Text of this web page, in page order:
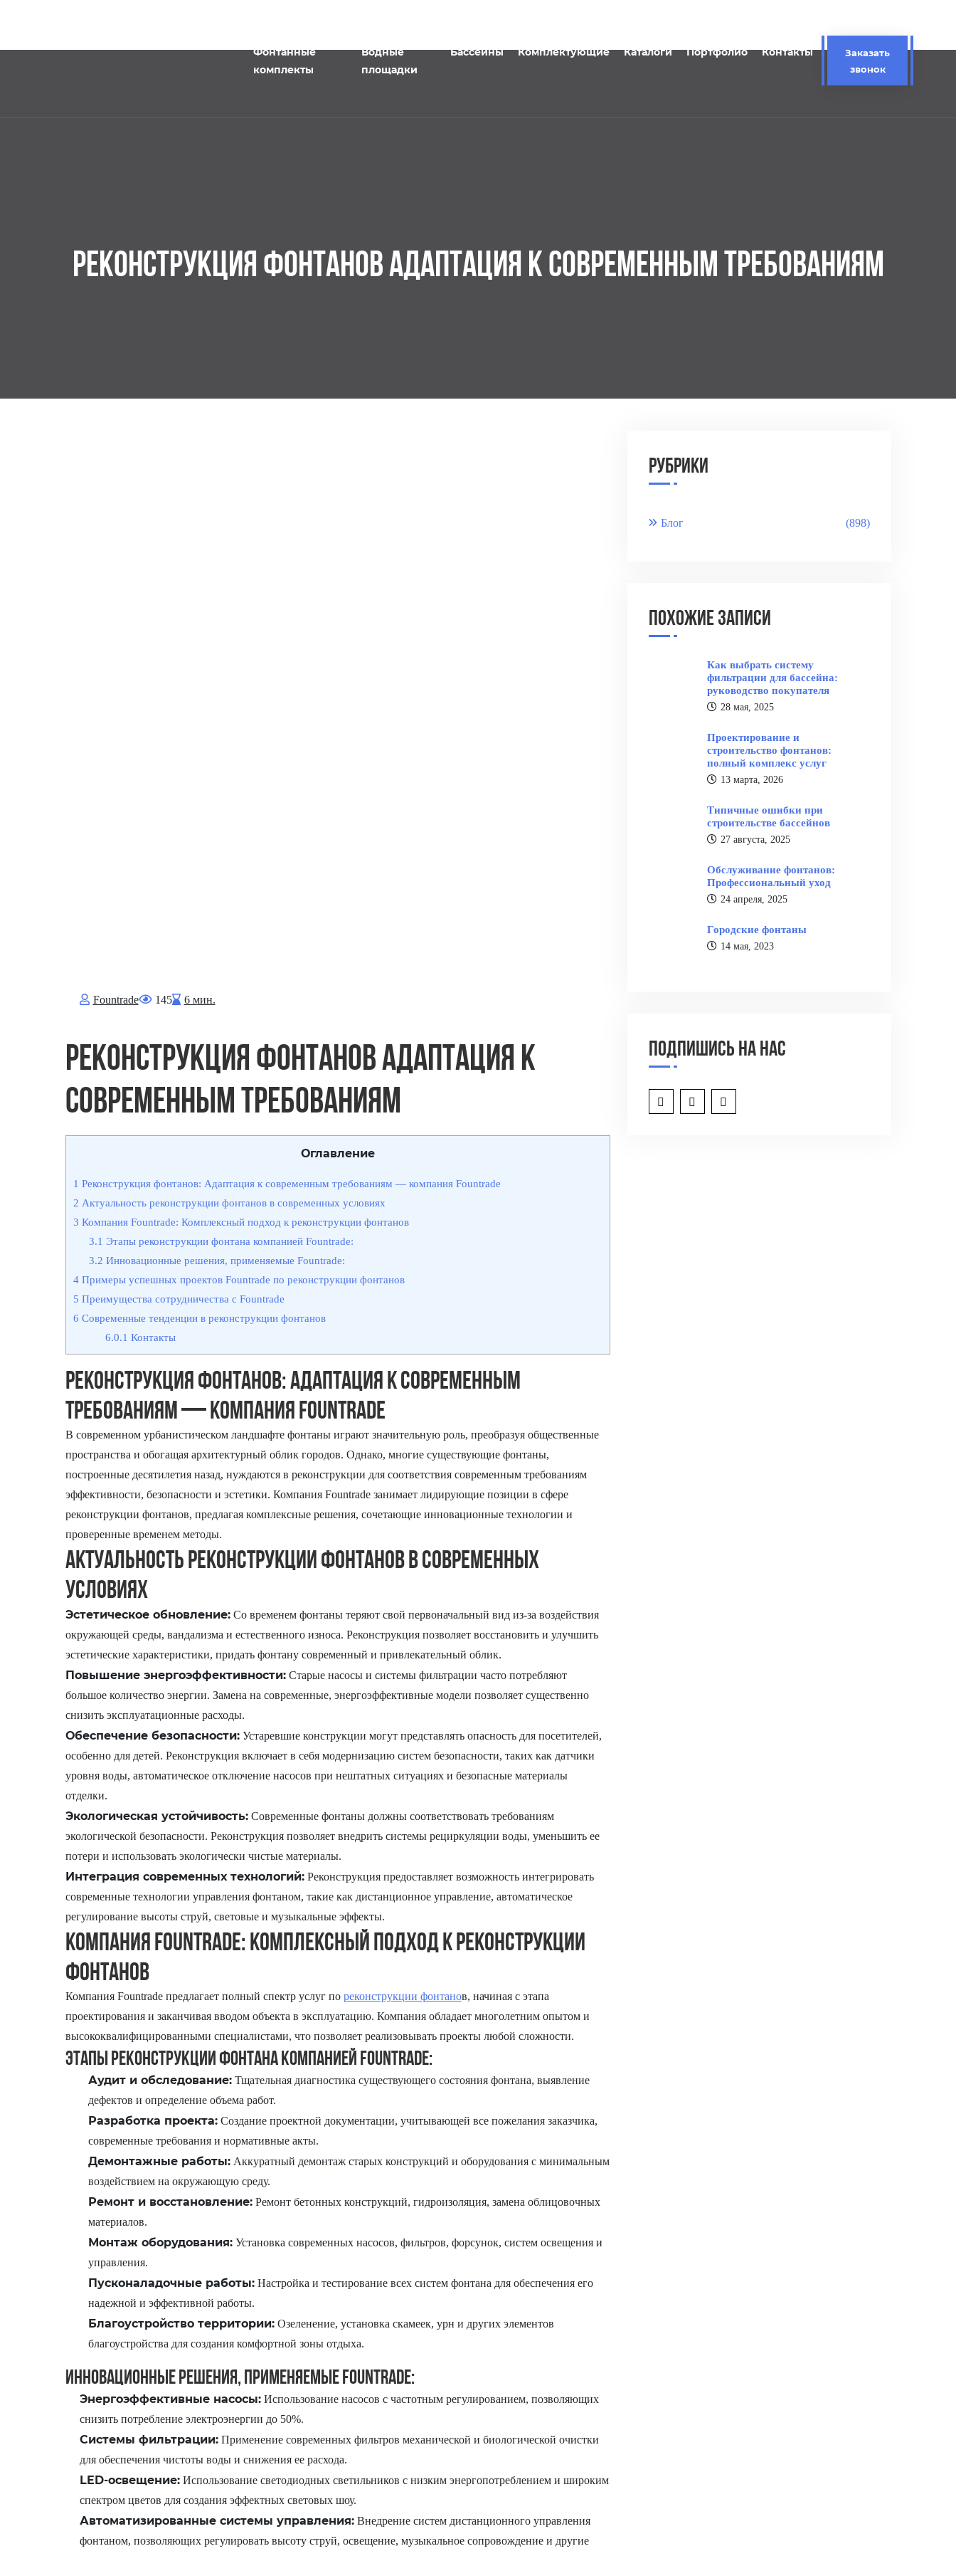
Фонтанные
комплекты
Водные
площадки
Бассейны Комплектующие Каталоги Портфолио Контакты
Заказать
звонок
РЕКОНСТРУКЦИЯ ФОНТАНОВ АДАПТАЦИЯ К СОВРЕМЕННЫМ ТРЕБОВАНИЯМ
Fоuntrade 145 6 мин.
Реконструкция фонтанов Адаптация к
современным требованиям
Оглавление
1 Реконструкция фонтанов: Адаптация к современным требованиям — компания Fountrade
2 Актуальность реконструкции фонтанов в современных условиях
3 Компания Fountrade: Комплексный подход к реконструкции фонтанов
3.1 Этапы реконструкции фонтана компанией Fountrade:
3.2 Инновационные решения, применяемые Fountrade:
4Примеры успешных проектов Fountrade по реконструкции фонтанов
5 Преимущества сотрудничества с Fountrade
6 Современные тенденции в реконструкции фонтанов
6.0.1 Контакты
Реконструкция фонтанов: Адаптация к современным
требованиям — компания Fountrade
В современном урбанистическом ландшафте фонтаны играют значительную роль, преобразуя общественные
пространства и обогащая архитектурный облик городов. Однако, многие существующие фонтаны,
построенные десятилетия назад, нуждаются в реконструкции для соответствия современным требованиям
эффективности, безопасности и эстетики. Компания Fountrade занимает лидирующие позиции в сфере
реконструкции фонтанов, предлагая комплексные решения, сочетающие инновационные технологии и
проверенные временем методы.
Актуальность реконструкции фонтанов в современных
условиях
Эстетическое обновление:Со временем фонтаны теряют свой первоначальный вид из-за воздействия
окружающей среды, вандализма и естественного износа. Реконструкция позволяет восстановить и улучшить
эстетические характеристики, придать фонтану современный и привлекательный облик.
Повышение энергоэффективности:Старые насосы и системы фильтрации часто потребляют
большое количество энергии. Замена на современные, энергоэффективные модели позволяет существенно
снизить эксплуатационные расходы.
Обеспечение безопасности:Устаревшие конструкции могут представлять опасность для посетителей,
особенно для детей. Реконструкция включает в себя модернизацию систем безопасности, таких как датчики
уровня воды, автоматическое отключение насосов при нештатных ситуациях и безопасные материалы
отделки.
Экологическая устойчивость:Современные фонтаны должны соответствовать требованиям
экологической безопасности. Реконструкция позволяет внедрить системы рециркуляции воды, уменьшить ее
потери и использовать экологически чистые материалы.
Интеграция современных технологий:Реконструкция предоставляет возможность интегрировать
современные технологии управления фонтаном, такие как дистанционное управление, автоматическое
регулирование высоты струй, световые и музыкальные эффекты.
Компания Fountrade: Комплексный подход к реконструкции
фонтанов
Компания Fountrade предлагает полный спектр услуг по реконструкции фонтанов, начиная с этапа
проектирования и заканчивая вводом объекта в эксплуатацию. Компания обладает многолетним опытом и
высококвалифицированными специалистами, что позволяет реализовывать проекты любой сложности.
Этапы реконструкции фонтана компанией Fountrade:
Аудит и обследование:Тщательная диагностика существующего состояния фонтана, выявление
дефектов и определение объема работ.
Разработка проекта:Создание проектной документации, учитывающей все пожелания заказчика,
современные требования и нормативные акты.
Демонтажные работы:Аккуратный демонтаж старых конструкций и оборудования с минимальным
воздействием на окружающую среду.
Ремонт и восстановление:Ремонт бетонных конструкций, гидроизоляция, замена облицовочных
материалов.
Монтаж оборудования:Установка современных насосов, фильтров, форсунок, систем освещения и
управления.
Пусконаладочные работы:Настройка и тестирование всех систем фонтана для обеспечения его
надежной и эффективной работы.
Благоустройство территории:Озеленение, установка скамеек, урн и других элементов
благоустройства для создания комфортной зоны отдыха.
Инновационные решения, применяемые Fountrade:
Энергоэффективные насосы:Использование насосов с частотным регулированием, позволяющих
снизить потребление электроэнергии до 50%.
Системы фильтрации:Применение современных фильтров механической и биологической очистки
для обеспечения чистоты воды и снижения ее расхода.
LED-освещение:Использование светодиодных светильников с низким энергопотреблением и широким
спектром цветов для создания эффектных световых шоу.
Автоматизированные системы управления:Внедрение систем дистанционного управления
фонтаном, позволяющих регулировать высоту струй, освещение, музыкальное сопровождение и другие
Рубрики
Блог (898)
Похожие записи
Как выбрать систему
фильтрации для бассейна:
руководство покупателя
28 мая, 2025
Проектирование и
строительство фонтанов:
полный комплекс услуг
13 марта, 2026
Типичные ошибки при
строительстве бассейнов
27 августа, 2025
Обслуживание фонтанов:
Профессиональный уход
24 апреля, 2025
Городские фонтаны
14 мая, 2023
Подпишись на нас